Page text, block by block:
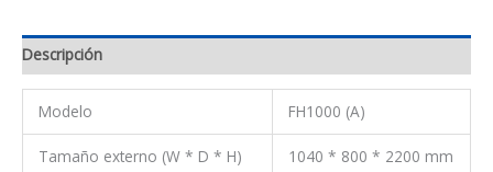
Descripción
Modelo FH1000 (A)
Tamaño externo (W * D * H) 1040 * 800 * 2200 mm